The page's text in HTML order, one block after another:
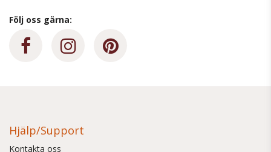
Följ oss gärna:
Hjälp/Support
Kontakta oss